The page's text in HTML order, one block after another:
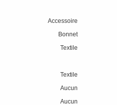
Accessoire
Bonnet
Textile
Textile
Aucun
Aucun